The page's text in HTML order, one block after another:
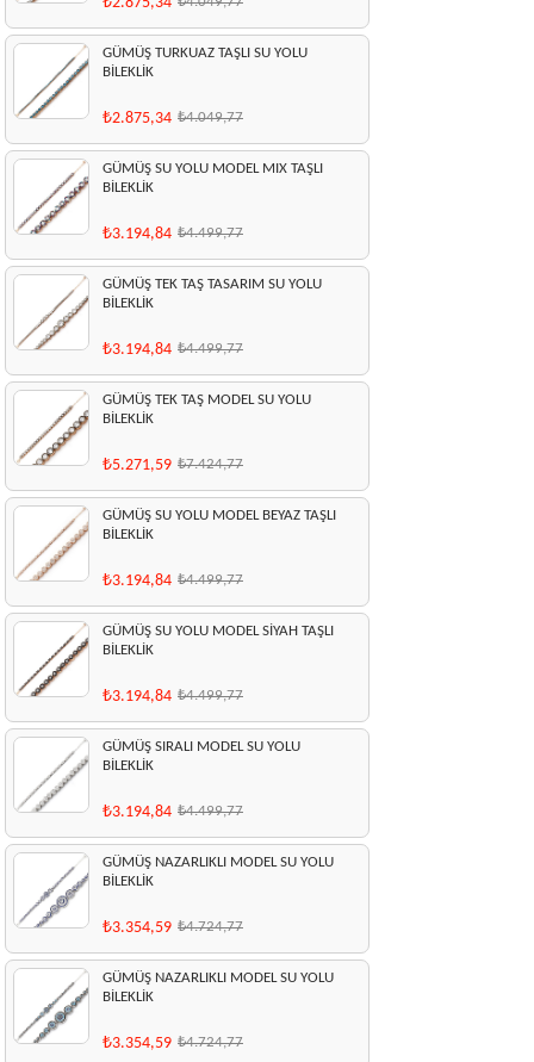
GÜMÜŞ TURKUAZ TAŞLI SU YOLU
BİLEKLİK
₺2.875,34 ₺4.049,77
GÜMÜŞ SU YOLU MODEL MIX TAŞLI
BİLEKLİK
₺3.194,84 ₺4.499,77
GÜMÜŞ TEK TAŞ TASARIM SU YOLU
BİLEKLİK
₺3.194,84 ₺4.499,77
GÜMÜŞ TEK TAŞ MODEL SU YOLU
BİLEKLİK
₺5.271,59 ₺7.424,77
GÜMÜŞ SU YOLU MODEL BEYAZ TAŞLI
BİLEKLİK
₺3.194,84 ₺4.499,77
GÜMÜŞ SU YOLU MODEL SİYAH TAŞLI
BİLEKLİK
₺3.194,84 ₺4.499,77
GÜMÜŞ SIRALI MODEL SU YOLU
BİLEKLİK
₺3.194,84 ₺4.499,77
GÜMÜŞ NAZARLIKLI MODEL SU YOLU
BİLEKLİK
₺3.354,59 ₺4.724,77
GÜMÜŞ NAZARLIKLI MODEL SU YOLU
BİLEKLİK
₺3.354,59 ₺4.724,77